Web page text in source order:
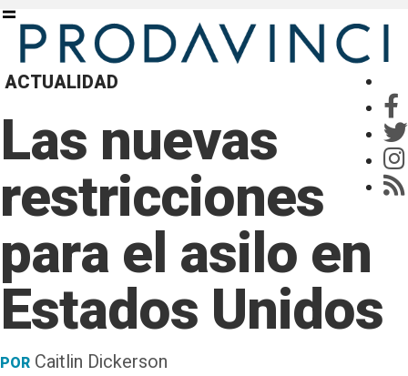
ACTUALIDAD
Las nuevas
restricciones
para el asilo en
Estados Unidos
POR Caitlin Dickerson